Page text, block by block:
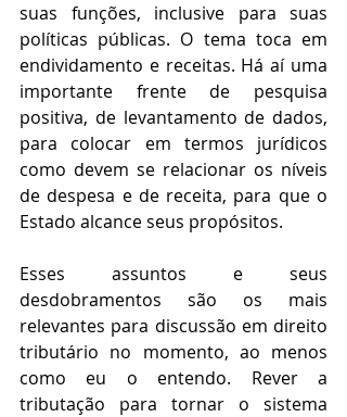
suas funções, inclusive para suas
políticas públicas. O tema toca em
endividamento e receitas. Há aí uma
importante frente de pesquisa
positiva, de levantamento de dados,
para colocar em termos jurídicos
como devem se relacionar os níveis
de despesa e de receita, para que o
Estado alcance seus propósitos.
Esses assuntos e seus
desdobramentos são os mais
relevantes para discussão em direito
tributário no momento, ao menos
como eu o entendo. Rever a
tributação para tornar o sistema